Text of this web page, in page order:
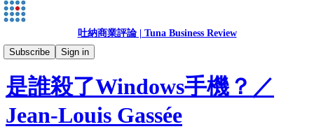
吐納商業評論 | Tuna Business Review
Subscribe
Sign in
Jean-Louis Gassée
是誰殺了Windows手機？／
Jean-Louis Gassée